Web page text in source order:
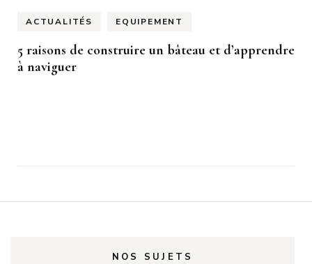
ACTUALITÉS EQUIPEMENT
5 raisons de construire un bâteau et d’apprendre
à naviguer
NOS SUJETS